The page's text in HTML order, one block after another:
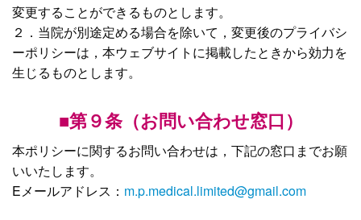
変更することができるものとします。
２．当院が別途定める場合を除いて，変更後のプライバシ
ーポリシーは，本ウェブサイトに掲載したときから効力を
生じるものとします。
■第９条（お問い合わせ窓口）
本ポリシーに関するお問い合わせは，下記の窓口までお願
いいたします。
Eメールアドレス： m.p.medical.limited@gmail.com